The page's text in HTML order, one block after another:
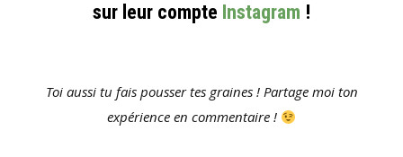
sur leur compte Instagram !
Toi aussi tu fais pousser tes graines ! Partage moi ton
expérience en commentaire !